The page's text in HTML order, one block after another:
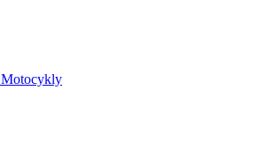
Motocykly